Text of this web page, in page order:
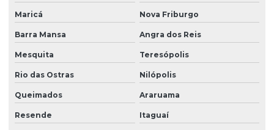
Maricá Nova Friburgo
Barra Mansa Angra dos Reis
Mesquita Teresópolis
Rio das Ostras Nilópolis
Queimados Araruama
Resende Itaguaí